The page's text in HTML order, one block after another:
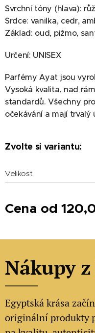
Svrchní tóny (hlava):
Srdce: vanilka, cedr,
Základ: oud, pižmo,
Určení: UNISEX
Parfémy Ayat jsou
Vysoká kvalita, nad
standardů. Všechny
očekávání a mají trvalý
Zvolte si variantu:
Velikost
Cena od
Nákupy
Egyptská krása
originální produkty